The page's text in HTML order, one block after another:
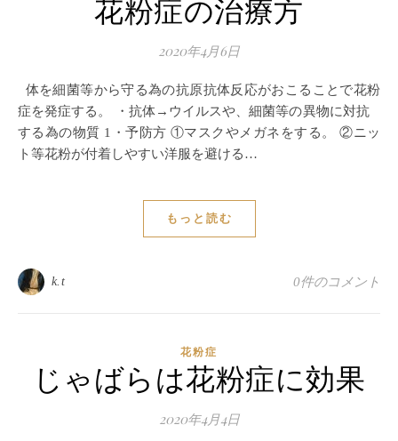
花粉症の治療方
2020年4月6日
体を細菌等から守る為の抗原抗体反応がおこることで花粉
症を発症する。 ・抗体→ウイルスや、細菌等の異物に対抗
する為の物質 1・予防方 ①マスクやメガネをする。 ②ニッ
ト等花粉が付着しやすい洋服を避ける…
もっと読む
k.t 0件のコメント
花粉症
じゃばらは花粉症に効果
2020年4月4日